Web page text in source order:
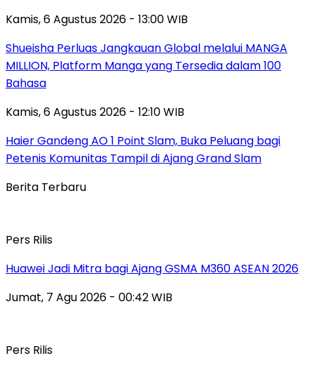
Kamis, 6 Agustus 2026 - 13:00 WIB
Shueisha Perluas Jangkauan Global melalui MANGA
MILLION, Platform Manga yang Tersedia dalam 100
Bahasa
Kamis, 6 Agustus 2026 - 12:10 WIB
Haier Gandeng AO 1 Point Slam, Buka Peluang bagi
Petenis Komunitas Tampil di Ajang Grand Slam
Berita Terbaru
Pers Rilis
Huawei Jadi Mitra bagi Ajang GSMA M360 ASEAN 2026
Jumat, 7 Agu 2026 - 00:42 WIB
Pers Rilis